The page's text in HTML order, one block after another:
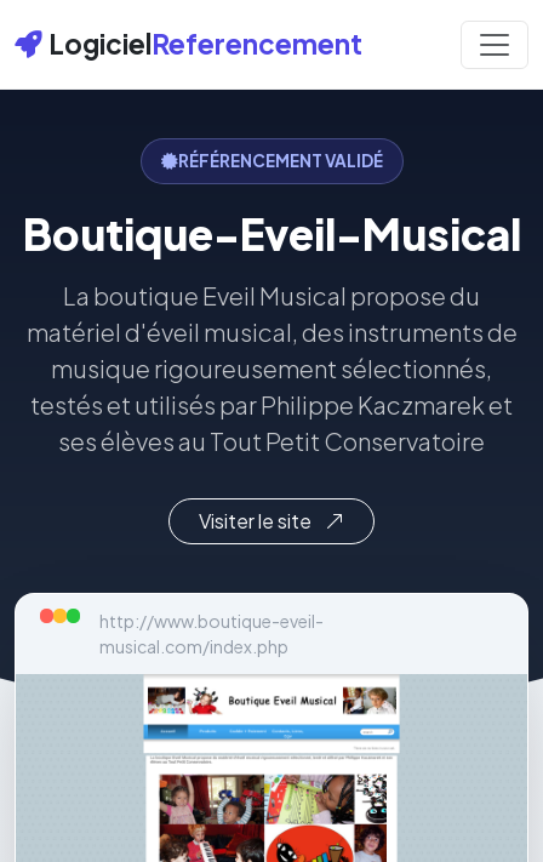
LogicielReferencement
RÉFÉRENCEMENT VALIDÉ
Boutique-Eveil-Musical
La boutique Eveil Musical propose du
matériel d'éveil musical, des instruments de
musique rigoureusement sélectionnés,
testés et utilisés par Philippe Kaczmarek et
ses élèves au Tout Petit Conservatoire
Visiter le site
http://www.boutique-eveil-
musical.com/index.php